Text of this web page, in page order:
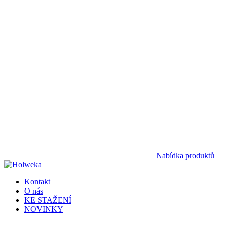
Nabídka produktů
Kontakt
O nás
KE STAŽENÍ
NOVINKY